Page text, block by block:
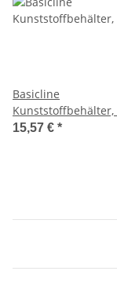
Basicline
Kunststoffbehälter,
60x40x27cm auf
15,57 € *